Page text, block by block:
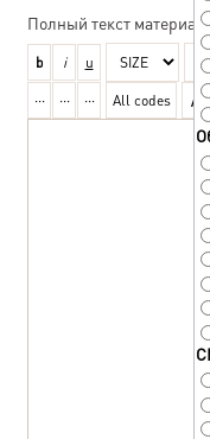
Полный текст